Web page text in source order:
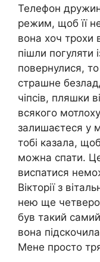
Телефон
режим, щоб її
вона хоч трохи
пішли погуляти
повернулися,
страшне
чіпсів, пляшки
всякого
залишаєтеся у
тобі казала,
можна спати.
виспатися
Вікторії з
нею ще четверо
був такий
вона
Мене просто